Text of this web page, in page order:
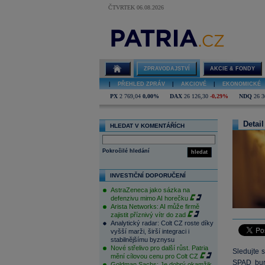
ČTVRTEK 06.08.2026
ZPRAVODAJSTVÍ AKCIE & FONDY
PŘEHLED ZPRÁV AKCIOVÉ EKONOMICKÉ
PX 2 769,04 0,00% DAX 26 126,30 -0,29% NDQ 26
HLEDAT V KOMENTÁŘÍCH
hledat
Pokročilé hledání
INVESTIČNÍ DOPORUČENÍ
AstraZeneca jako sázka na
defenzivu mimo AI horečku
Arista Networks: AI může firmě
zajistit příznivý vítr do zad
Analytický radar: Colt CZ roste díky
vyšší marži, širší integraci i
stabilnějšímu byznysu
Nové střelivo pro další růst. Patria
mění cílovou cenu pro Colt CZ
Sledujte
SPAD